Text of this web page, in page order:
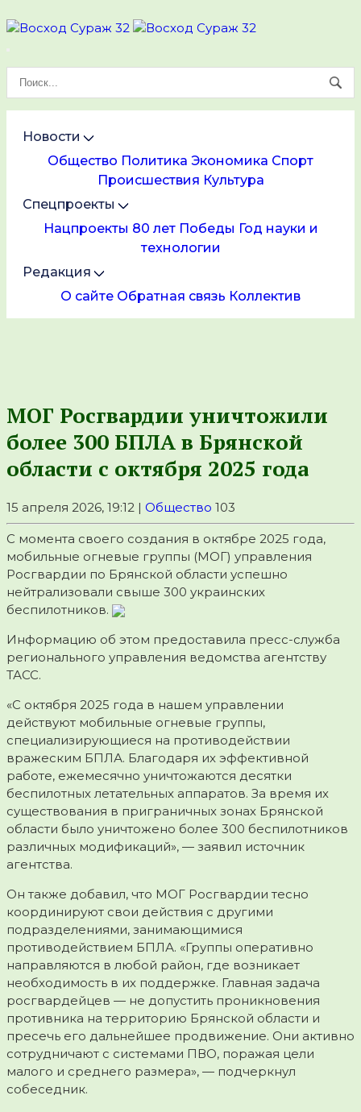
Новости
Общество Политика Экономика Спорт
Происшествия Культура
Спецпроекты
Нацпроекты 80 лет Победы Год науки и
технологии
Редакция
О сайте Обратная связь Коллектив
МОГ Росгвардии уничтожили
более 300 БПЛА в Брянской
области с октября 2025 года
15 апреля 2026, 19:12 | Общество 103
С момента своего создания в октябре 2025 года,
мобильные огневые группы (МОГ) управления
Росгвардии по Брянской области успешно
нейтрализовали свыше 300 украинских
беспилотников.
Информацию об этом предоставила пресс-служба
регионального управления ведомства агентству
ТАСС.
«С октября 2025 года в нашем управлении
действуют мобильные огневые группы,
специализирующиеся на противодействии
вражеским БПЛА. Благодаря их эффективной
работе, ежемесячно уничтожаются десятки
беспилотных летательных аппаратов. За время их
существования в приграничных зонах Брянской
области было уничтожено более 300 беспилотников
различных модификаций», — заявил источник
агентства.
Он также добавил, что МОГ Росгвардии тесно
координируют свои действия с другими
подразделениями, занимающимися
противодействием БПЛА. «Группы оперативно
направляются в любой район, где возникает
необходимость в их поддержке. Главная задача
росгвардейцев — не допустить проникновения
противника на территорию Брянской области и
пресечь его дальнейшее продвижение. Они активно
сотрудничают с системами ПВО, поражая цели
малого и среднего размера», — подчеркнул
собеседник.